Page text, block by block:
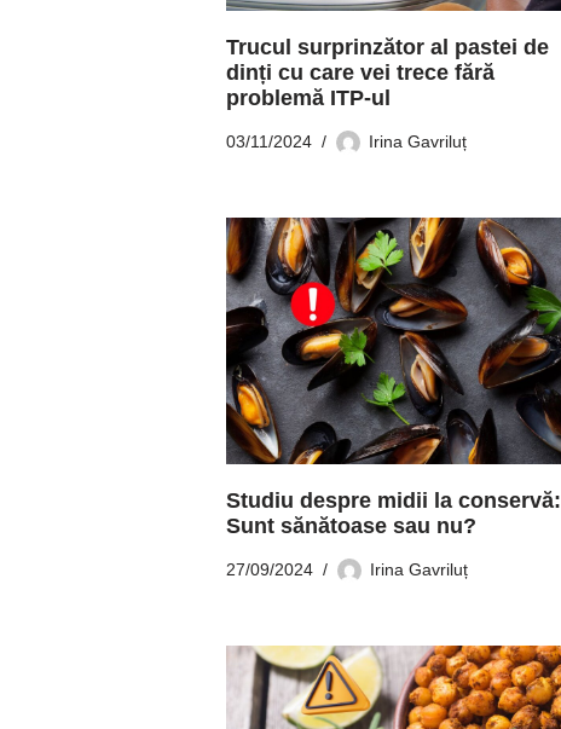
Trucul surprinzător al pastei de
dinți cu care vei trece fără
problemă ITP-ul
03/11/2024 Irina Gavriluț
Studiu despre midii la conservă:
Sunt sănătoase sau nu?
27/09/2024 Irina Gavriluț